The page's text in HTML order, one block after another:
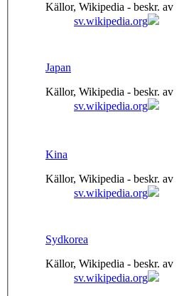
Källor, Wikipedia - beskr. av
sv.wikipedia.org
Japan
Källor, Wikipedia - beskr. av
sv.wikipedia.org
Kina
Källor, Wikipedia - beskr. av
sv.wikipedia.org
Sydkorea
Källor, Wikipedia - beskr. av
sv.wikipedia.org